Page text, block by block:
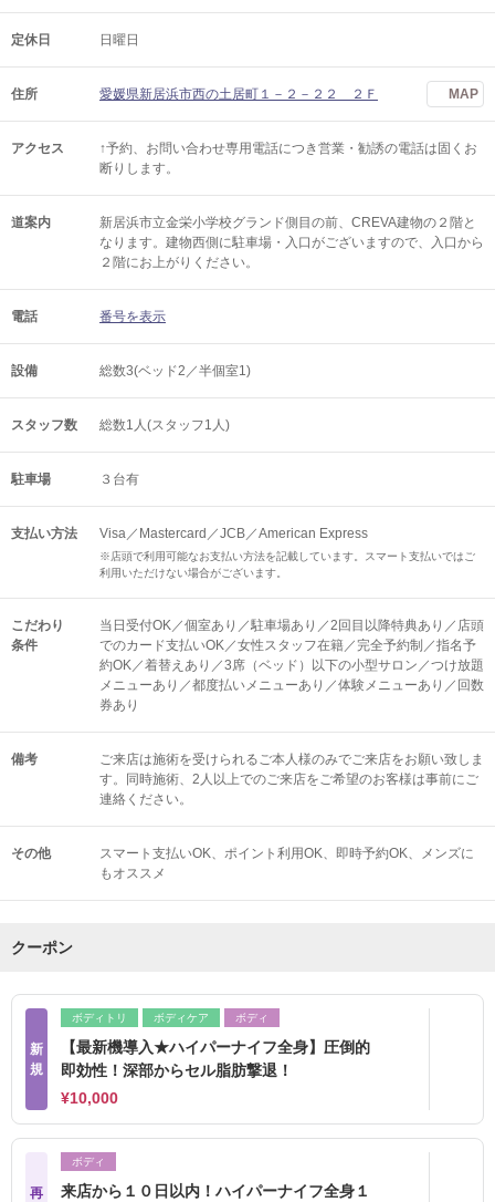
定休日 日曜日
住所 愛媛県新居浜市西の土居町１－２－２２ ２Ｆ MAP
アクセス
↑予約、お問い合わせ専用電話につき営業・勧誘の電話は固くお
断りします。
道案内
新居浜市立金栄小学校グランド側目の前、CREVA建物の２階と
なります。建物西側に駐車場・入口がございますので、入口から
２階にお上がりください。
電話 番号を表示
設備 総数3(ベッド2／半個室1)
スタッフ数 総数1人(スタッフ1人)
駐車場 ３台有
支払い方法 Visa／Mastercard／JCB／American Express
※店頭で利用可能なお支払い方法を記載しています。スマート支払いではご
利用いただけない場合がございます。
こだわり
条件
当日受付OK／個室あり／駐車場あり／2回目以降特典あり／店頭
でのカード支払いOK／女性スタッフ在籍／完全予約制／指名予
約OK／着替えあり／3席（ベッド）以下の小型サロン／つけ放題
メニューあり／都度払いメニューあり／体験メニューあり／回数
券あり
備考
ご来店は施術を受けられるご本人様のみでご来店をお願い致しま
す。同時施術、2人以上でのご来店をご希望のお客様は事前にご
連絡ください。
その他 スマート支払いOK ポイント利用OK 即時予約OK
メンズに
もオススメ
クーポン
新
規
ボディトリ ボディケア ボディ
【最新機導入★ハイパーナイフ全身】圧倒的
即効性！深部からセル脂肪撃退！
¥10,000
再
ボディ
来店から１０日以内！ハイパーナイフ全身１